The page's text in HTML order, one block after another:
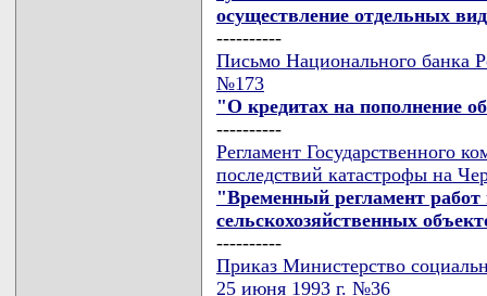
осуществление отдельных
----------
Письмо Национального банка
№173
"О кредитах на пополнение
----------
Регламент Государственного
последствий катастрофы на
"Временный регламент
сельскохозяйственных
----------
Приказ Министерство
25 июня 1993 г. №36